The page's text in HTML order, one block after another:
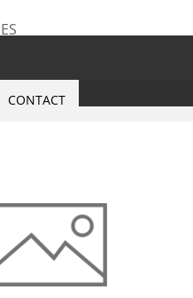
CONTACT